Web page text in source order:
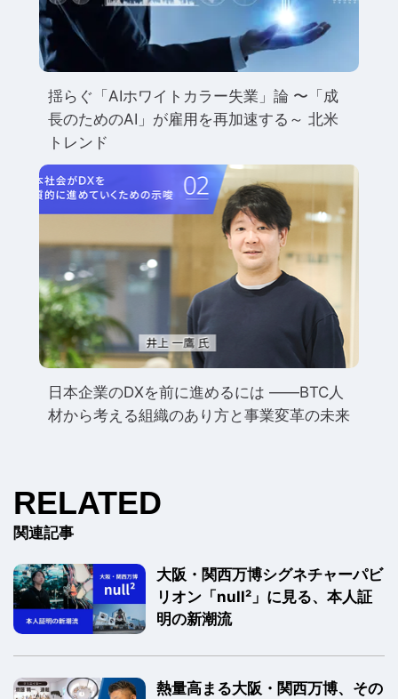
揺らぐ「AIホワイトカラー失業」論 〜「成
長のためのAI」が雇用を再加速する～ 北米
トレンド
日本企業のDXを前に進めるには ――BTC人
材から考える組織のあり方と事業変革の未来
RELATED
関連記事
大阪・関西万博シグネチャーパビ
リオン「null²」に見る、本人証
明の新潮流
熱量高まる大阪・関西万博、その